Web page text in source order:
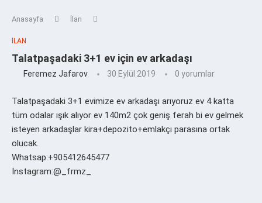
Anasayfa İlan
İLAN
Talatpaşadaki 3+1 ev için ev arkadaşı
Feremez Jafarov 30 Eylül 2019 0 yorumlar
Talatpaşadaki 3+1 evimize ev arkadaşı arıyoruz ev 4 katta
tüm odalar ışık alıyor ev 140m2 çok geniş ferah bi ev gelmek
isteyen arkadaşlar kira+depozito+emlakçı parasına ortak
olucak.
Whatsap:+905412645477
İnstagram:@_frmz_